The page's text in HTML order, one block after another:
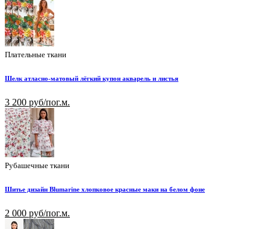
Плательные ткани
Шелк атласно-матовый лёгкий купон акварель и листья
3 200 руб/пог.м.
Рубашечные ткани
Шитье дизайн Blumarine хлопковое красные маки на белом фоне
2 000 руб/пог.м.